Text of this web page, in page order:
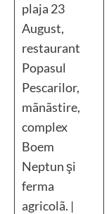
plaja 23
August,
restaurant
Popasul
Pescarilor,
mãnãstire,
complex
Boem
Neptun şi
ferma
agricolã. |